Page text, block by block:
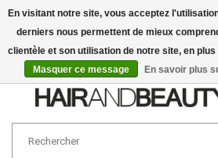
En visitant notre site, vous acceptez
derniers nous permettent de mieux
clientèle et son utilisation de notre site, en
Masquer ce message
En savoir plus